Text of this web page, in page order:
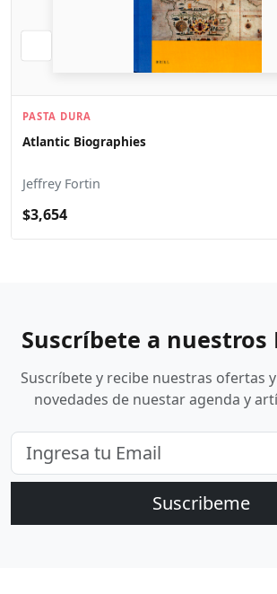
PASTA DURA
Atlantic Biographies
Jeffrey Fortin
$3,654
Suscríbete a nuestros
Suscríbete y recibe nuestras ofertas
novedades de nuestar agenda y
Suscribeme